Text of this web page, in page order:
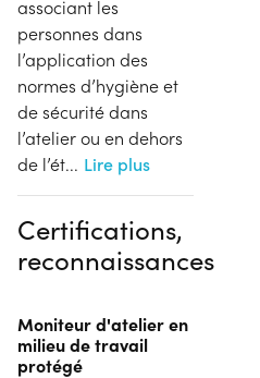
associant les
personnes dans
l’application des
normes d’hygiène et
de sécurité dans
l’atelier ou en dehors
de l’ét... Lire plus
Certifications,
reconnaissances
Moniteur d'atelier en
milieu de travail
protégé